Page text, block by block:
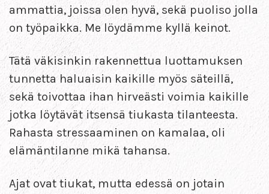
ammattia, joissa olen hyvä, sekä puoliso jolla
on työpaikka. Me löydämme kyllä keinot.
Tätä väkisinkin rakennettua luottamuksen
tunnetta haluaisin kaikille myös säteillä,
sekä toivottaa ihan hirveästi voimia kaikille
jotka löytävät itsensä tiukasta tilanteesta.
Rahasta stressaaminen on kamalaa, oli
elämäntilanne mikä tahansa.
Ajat ovat tiukat, mutta edessä on jotain